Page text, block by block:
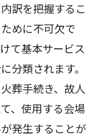
訳を把握するこ
めに不可欠で
て基本サービス
分類されます。
葬手続き、故人
、使用する会場
発生することが